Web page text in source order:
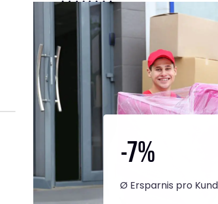
-7%
Ø Ersparnis pro